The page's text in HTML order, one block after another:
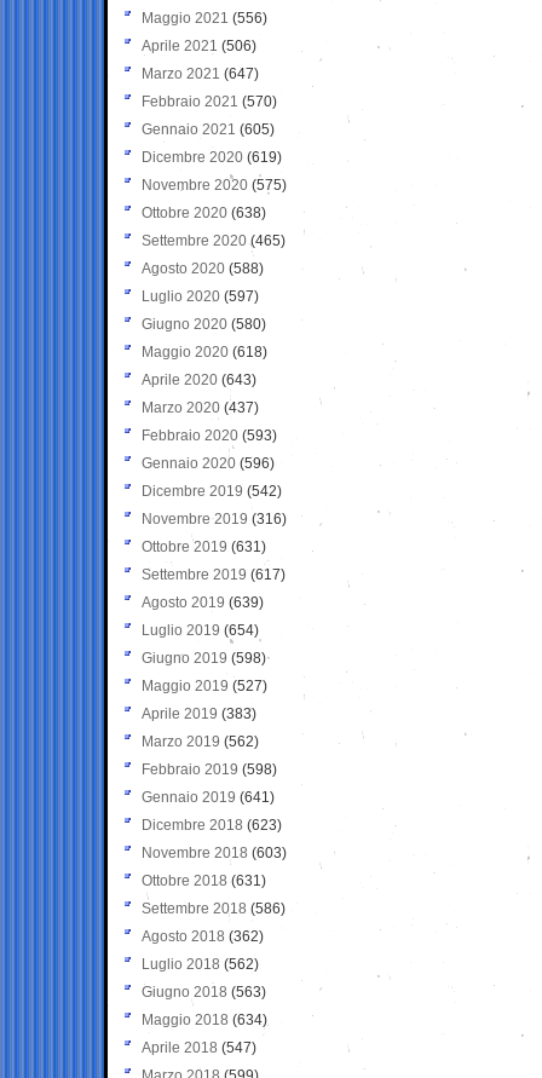
Maggio 2021 (556)
Aprile 2021 (506)
Marzo 2021 (647)
Febbraio 2021 (570)
Gennaio 2021 (605)
Dicembre 2020 (619)
Novembre 2020 (575)
Ottobre 2020 (638)
Settembre 2020(465)
Agosto 2020 (588)
Luglio 2020 (597)
Giugno 2020 (580)
Maggio 2020 (618)
Aprile 2020 (643)
Marzo 2020 (437)
Febbraio 2020 (593)
Gennaio 2020 (596)
Dicembre 2019 (542)
Novembre 2019 (316)
Ottobre 2019 (631)
Settembre 2019 (617)
Agosto 2019 (639)
Luglio 2019 (654)
Giugno 2019 (598)
Maggio 2019 (527)
Aprile 2019 (383)
Marzo 2019 (562)
Febbraio 2019 (598)
Gennaio 2019 (641)
Dicembre 2018 (623)
Novembre 2018 (603)
Ottobre 2018 (631)
Settembre 2018 (586)
Agosto 2018 (362)
Luglio 2018 (562)
Giugno 2018 (563)
Maggio 2018 (634)
Aprile 2018 (547)